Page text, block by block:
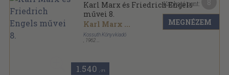
Karl Marx és Friedrich Engels
művei 8.
Karl Marx ...
Kossuth Könyvkiadó
1962
1.540 ,-Ft
Kapható pont:
MEGNÉZEM